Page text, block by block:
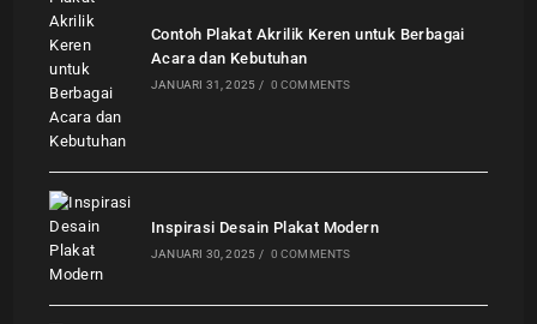
Contoh Plakat Akrilik Keren untuk Berbagai
Acara dan Kebutuhan
JANUARI 31, 2025 / 0 COMMENTS
Inspirasi Desain Plakat Modern
JANUARI 30, 2025 / 0 COMMENTS